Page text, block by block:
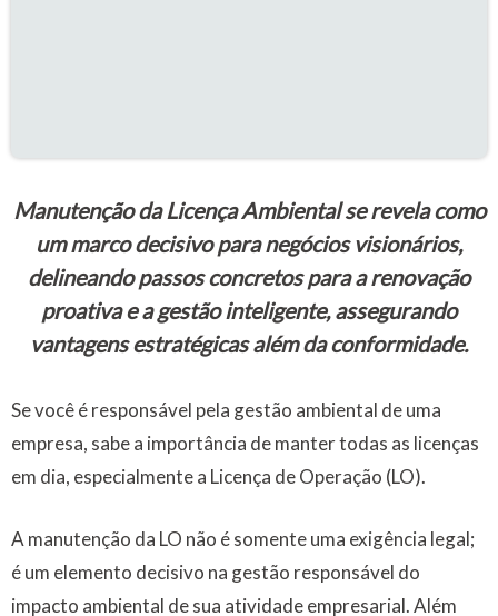
Manutenção da Licença Ambiental se revela como
um marco decisivo para negócios visionários,
delineando passos concretos para a renovação
proativa e a gestão inteligente, assegurando
vantagens estratégicas além da conformidade.
Se você é responsável pela gestão ambiental de uma
empresa, sabe a importância de manter todas as licenças
em dia, especialmente a Licença de Operação (LO).
A manutenção da LO não é somente uma exigência legal;
é um elemento decisivo na gestão responsável do
impacto ambiental de sua atividade empresarial. Além